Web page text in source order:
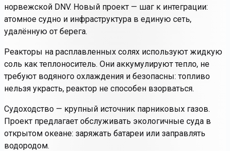
норвежской DNV. Новый проект — шаг к интеграции:
атомное судно и инфраструктура в единую сеть,
удалённую от берега.
Реакторы на расплавленных солях используют жидкую
соль как теплоноситель. Они аккумулируют тепло, не
требуют водяного охлаждения и безопасны: топливо
нельзя украсть, реактор не способен взорваться.
Судоходство — крупный источник парниковых газов.
Проект предлагает обслуживать экологичные суда в
открытом океане: заряжать батареи или заправлять
водородом.